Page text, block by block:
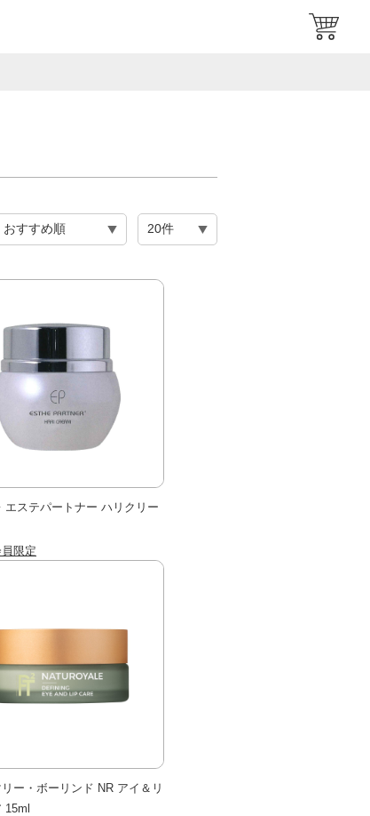
エステパートナー ハリクリー
限定
ー・ボーリンド NR アイ＆リ
15ml